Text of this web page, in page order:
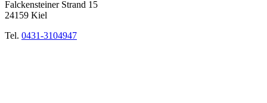
Falckensteiner Strand 15
24159 Kiel
Tel. 0431-3104947